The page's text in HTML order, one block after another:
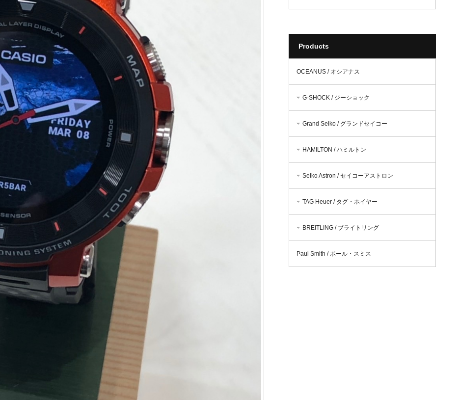
Products
OCEANUS / オシアナス
G-SHOCK / ジーショック
Grand Seiko / グランドセイコー
HAMILTON / ハミルトン
Seiko Astron / セイコーアストロン
TAG Heuer / タグ・ホイヤー
BREITLING / ブライトリング
Paul Smith / ポール・スミス